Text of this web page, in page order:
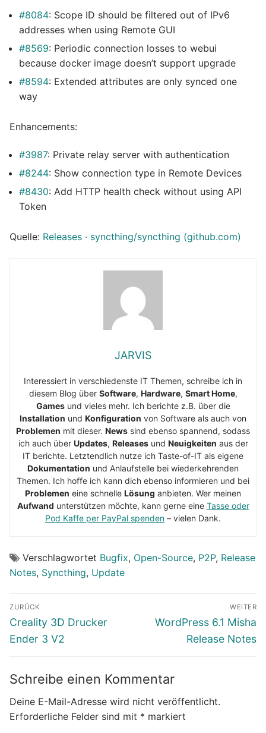
#8084: Scope ID should be filtered out of IPv6
addresses when using Remote GUI
#8569: Periodic connection losses to webui
because docker image doesn’t support upgrade
#8594: Extended attributes are only synced one
way
Enhancements:
#3987: Private relay server with authentication
#8244: Show connection type in Remote Devices
#8430: Add HTTP health check without using API
Token
Quelle: Releases · syncthing/syncthing (github.com)
JARVIS
Interessiert in verschiedenste IT Themen, schreibe ich in
diesem Blog über Software, Hardware, Smart Home,
Gamesund vieles mehr. Ich berichte z.B. über die
Installation und Konfiguration von Software als auch von
Problemen mit dieser. News sind ebenso spannend, sodass
ich auch über Updates, Releasesund Neuigkeiten aus der
IT berichte. Letztendlich nutze ich Taste-of-IT als eigene
Dokumentation und Anlaufstelle bei wiederkehrenden
Themen. Ich hoffe ich kann dich ebenso informieren und bei
Problemen eine schnelle Lösung anbieten. Wer meinen
Aufwand unterstützen möchte, kann gerne eine Tasse oder
Pod Kaffe per PayPal spenden – vielen Dank.
Verschlagwortet Bugfix, Open-Source, P2P, Release
Notes, Syncthing, Update
Beitragsnavigation
ZURÜCK
Vorheriger
Beitrag:
Creality 3D Drucker
Ender 3 V2
WEITER
Nächster
Beitrag:
WordPress 6.1 Misha
Release Notes
Schreibe einen Kommentar
Deine E-Mail-Adresse wird nicht veröffentlicht.
Erforderliche Felder sind mit * markiert